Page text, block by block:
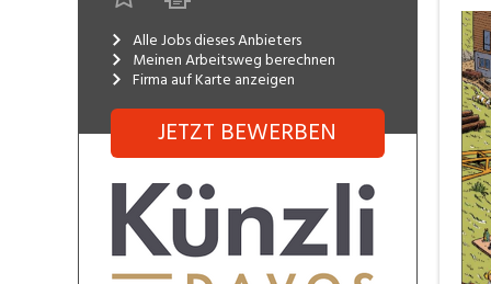
Marketing, Kommunikation,
Medien, Druck
Sicherheit, Rettung, Polizei, Zoll
Alle Jobs dieses Anbieters
Meinen Arbeitsweg berechnen
Firma auf Karte anzeigen
JETZT BEWERBEN